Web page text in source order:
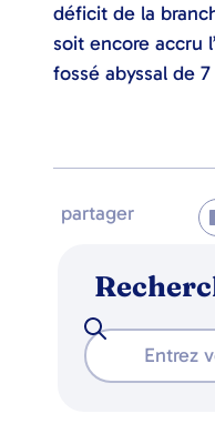
déficit de la
soit encore accru
fossé abyssal de
partager